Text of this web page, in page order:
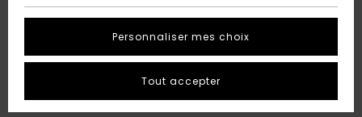
Personnaliser mes choix
Tout accepter